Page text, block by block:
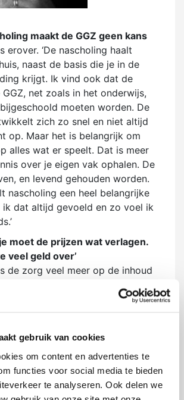
gebruik van cookies
om content en advertenties te
functies voor social media te bieden
te analyseren. Ook delen we
maakt de GGZ geen kans
erover. ‘De nascholing haalt
naast de basis die je in de
krijgt. Ik vind ook dat de
GGZ, net zoals in het onderwijs,
moeten worden. De
zich zo snel en niet altijd
op. Maar het is belangrijk om
alles wat er speelt. Dat is meer
over je eigen vak ophalen. De
en levend gehouden worden.
nascholing een heel belangrijke
ik dat altijd gevoeld en zo voel ik
je moet de prijzen wat verlagen.
veel geld over’
de zorg veel meer op de inhoud
de vergoedingen gold: als er
dan komt er meer geld. Ik heb
energie een behandeling kost.
in Nederland over naar een
Behandel Combinatie) die de
de rekening die je krijgt van je